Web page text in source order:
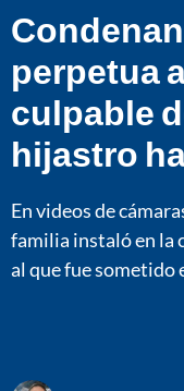
perpetua
culpable
hijastro
En videos de
familia instaló en la
al que fue sometido